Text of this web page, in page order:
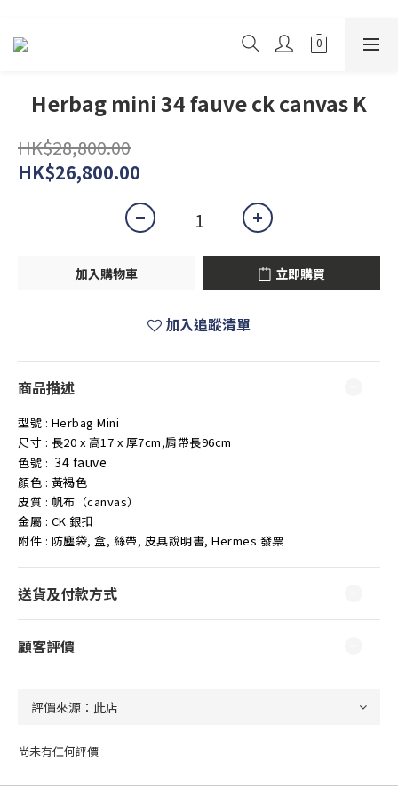
Herbag mini 34 fauve ck canvas K
HK$28,800.00
HK$26,800.00
加入購物車 立即購買
加入追蹤清單
商品描述
型號 : Herbag Mini
尺寸 : 長20 x 高17 x 厚7cm,肩帶長96cm
色號 : 34 fauve
顏色 : 黃褐色
皮質 : 帆布（canvas）
金屬 : CK 銀扣
附件 : 防塵袋, 盒, 絲帶, 皮具說明書, Hermes 發票
送貨及付款方式
顧客評價
尚未有任何評價